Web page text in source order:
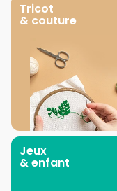
Tricot
& couture
Jeux
& enfant